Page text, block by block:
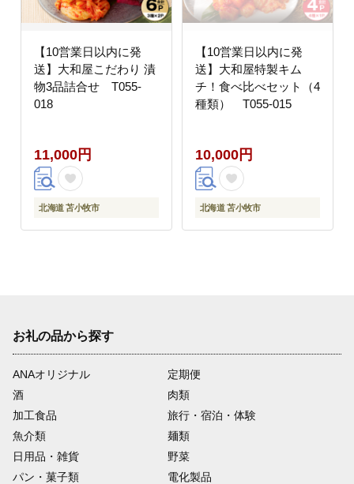
【10営業日以内に発
送】大和屋こだわり 漬
物3品詰合せ T055-
018
11,000円
北海道 苫小牧市
【10営業日以内に発
送】大和屋特製キム
チ！食べ比べセット（4
種類） T055-015
10,000円
北海道 苫小牧市
お礼の品から探す
ANAオリジナル
定期便
酒
肉類
加工食品
旅行・宿泊・体験
魚介類
麺類
日用品・雑貨
野菜
パン・菓子類
電化製品